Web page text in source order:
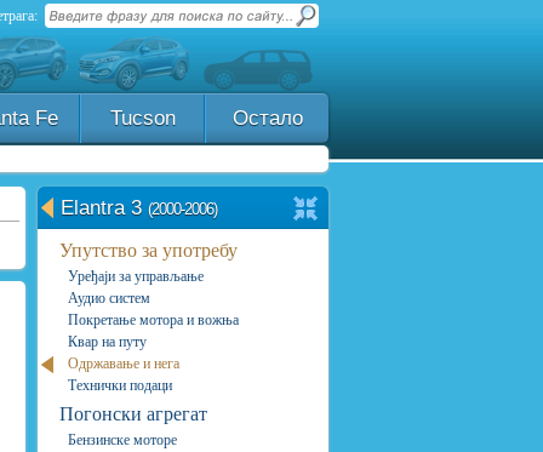
Fe Tucson Остало
Elantra 3 (2000-2006)
Упутство за употребу
Уређаји за управљање
Аудио систем
Покретање мотора и вожња
Квар на путу
Одржавање и нега
Технички подаци
Погонски агрегат
Бензинске моторе